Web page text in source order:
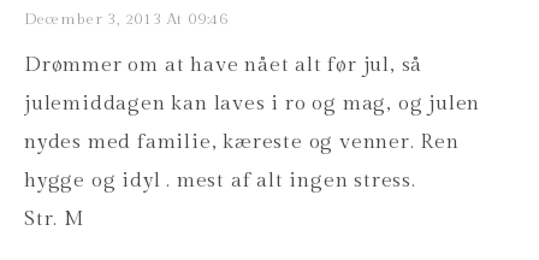
December 3, 2013 At 09:46
Drømmer om at have nået alt før jul, så
julemiddagen kan laves i ro og mag, og julen
nydes med familie, kæreste og venner. Ren
hygge og idyl . mest af alt ingen stress.
Str. M